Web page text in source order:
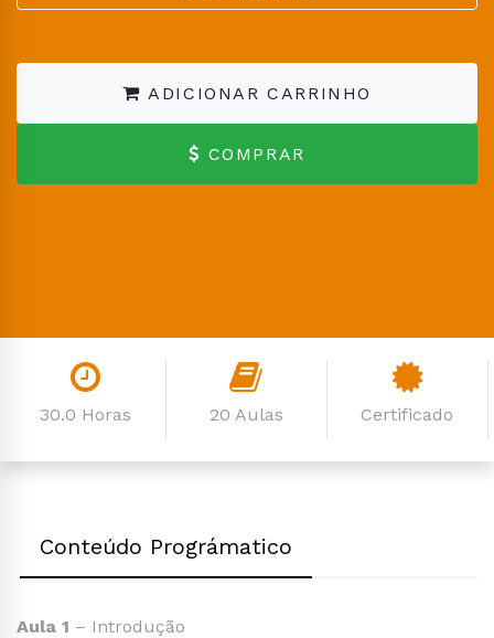
ADICIONAR CARRINHO
COMPRAR
30.0 Horas 20 Aulas Certificado
Conteúdo Prográmatico
Aula 1 – Introdução